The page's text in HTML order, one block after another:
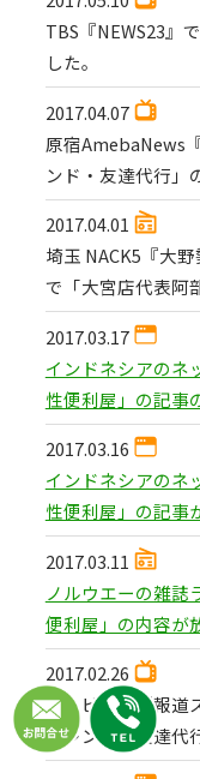
TBS『NEWS23』
した。
2017.04.07
原宿AmebaNews
ンド・友達代行」
2017.04.01
埼玉 NACK5『大
で「大宮店代表阿
2017.03.17
インドネシアのネ
性便利屋」の記事
2017.03.16
インドネシアのネ
性便利屋」の記事
2017.03.11
ノルウエーの雑誌
便利屋」の内容が
2017.02.26
テレビ朝日『報道
フレンド・友達代